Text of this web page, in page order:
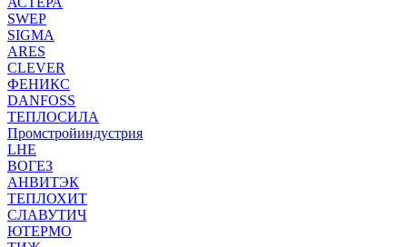
SWEP
SIGMA
ARES
CLEVER
ФЕНИКС
DANFOSS
ТЕПЛОСИЛА
Промстройиндустрия
LHE
ВОГЕЗ
АНВИТЭК
ТЕПЛОХИТ
СЛАВУТИЧ
ЮТЕРМО